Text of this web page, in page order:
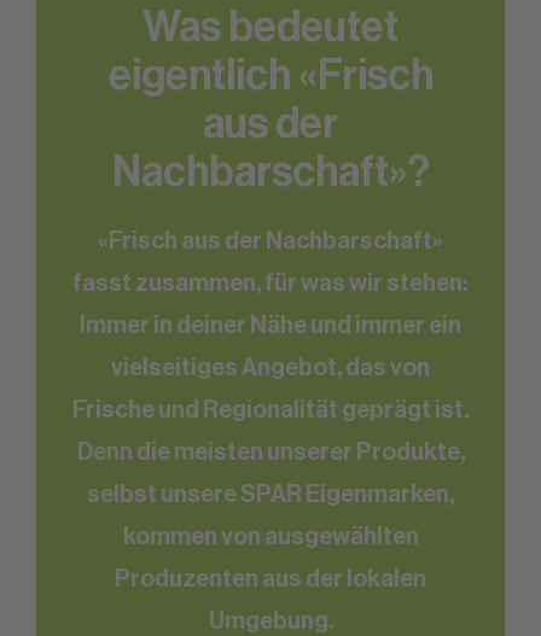
Was bedeutet
eigentlich «Frisch
aus der
Nachbarschaft»?
«Frisch aus der Nachbarschaft»
fasst zusammen, für was wir stehen:
Immer in deiner Nähe und immer ein
vielseitiges Angebot, das von
Frische und Regionalität geprägt ist.
Denn die meisten unserer Produkte,
selbst unsere SPAR Eigenmarken,
kommen von ausgewählten
Produzenten aus der lokalen
Umgebung.